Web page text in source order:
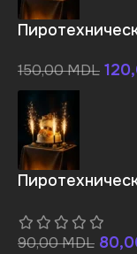
150,00MDL
90,00MDL